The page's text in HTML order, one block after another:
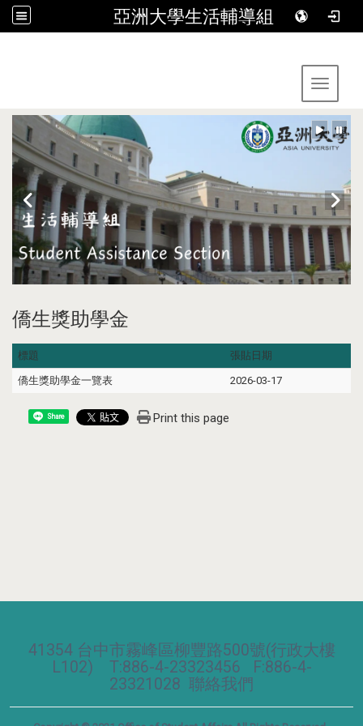
亞洲大學生活輔導組
Toggle
僑生獎助學金
標題 張貼日期
僑生獎助學金一覽表 2026-03-17
Share Print this page
41354 台中市霧峰區柳豐路500號(行政大樓
L102) T:886-4-23323456 F:886-4-
23321028 聯絡我們